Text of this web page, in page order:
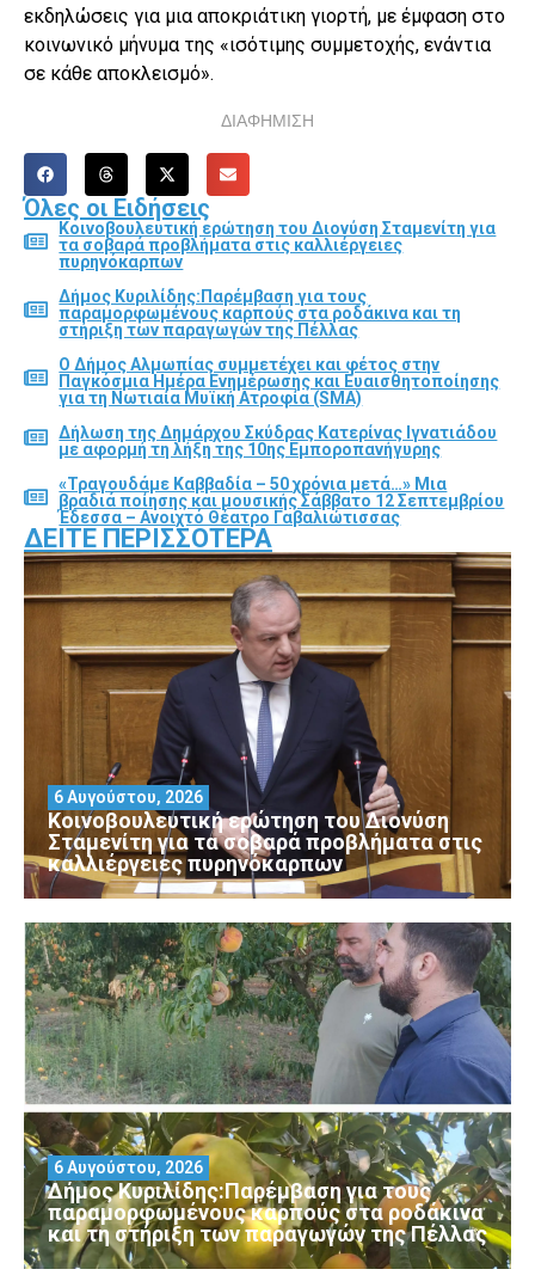
εκδηλώσεις για μια αποκριάτικη γιορτή, με έμφαση στο
κοινωνικό μήνυμα της «ισότιμης συμμετοχής, ενάντια
σε κάθε αποκλεισμό».
ΔΙΑΦΗΜΙΣΗ
Όλες οι Ειδήσεις
Κοινοβουλευτική ερώτηση του Διονύση Σταμενίτη για
τα σοβαρά προβλήματα στις καλλιέργειες
πυρηνόκαρπων
Δήμος Κυριλίδης:Παρέμβαση για τους
παραμορφωμένους καρπούς στα ροδάκινα και τη
στήριξη των παραγωγών της Πέλλας
Ο Δήμος Αλμωπίας συμμετέχει και φέτος στην
Παγκόσμια Ημέρα Ενημέρωσης και Ευαισθητοποίησης
για τη Νωτιαία Μυϊκή Ατροφία (SMA)
Δήλωση της Δημάρχου Σκύδρας Κατερίνας Ιγνατιάδου
με αφορμή τη λήξη της 10ης Εμποροπανήγυρης
«Τραγουδάμε Καββαδία – 50 χρόνια μετά…» Μια
βραδιά ποίησης και μουσικής Σάββατο 12 Σεπτεμβρίου
Έδεσσα – Ανοιχτό Θέατρο Γαβαλιώτισσας
ΔΕΊΤΕ ΠΕΡΙΣΣΌΤΕΡΑ
Κοινοβουλευτική ερώτηση του Διονύση
Σταμενίτη για τα σοβαρά προβλήματα στις
καλλιέργειες πυρηνόκαρπων
6 Αυγούστου, 2026
Δήμος Κυριλίδης:Παρέμβαση για τους
παραμορφωμένους καρπούς στα ροδάκινα
και τη στήριξη των παραγωγών της Πέλλας
6 Αυγούστου, 2026